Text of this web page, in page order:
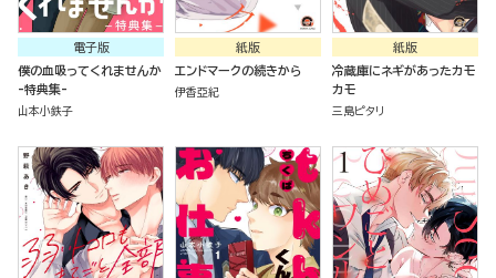
電子版
僕の血吸ってくれませんか
-特典集-
山本小鉄子
紙版
エンドマークの続きから
伊香亞紀
紙版
冷蔵庫にネギがあったカモ
カモ
三島ピタリ